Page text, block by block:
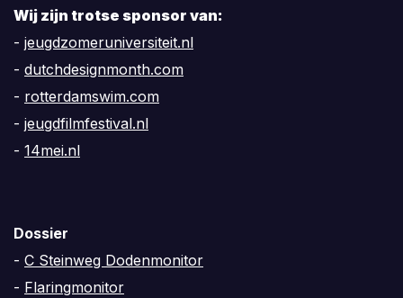
Wij zijn trotse sponsor van:
- jeugdzomeruniversiteit.nl
- dutchdesignmonth.com
- rotterdamswim.com
- jeugdfilmfestival.nl
- 14mei.nl
Dossier
- C Steinweg Dodenmonitor
- Flaringmonitor